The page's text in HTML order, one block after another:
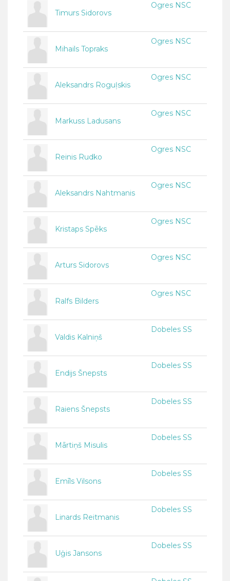
Timurs Sidorovs
Ogres NSC
Mihails Topraks
Ogres NSC
Aleksandrs Roguļskis
Ogres NSC
Markuss Ladusans
Ogres NSC
Reinis Rudko
Ogres NSC
Aleksandrs Nahtmanis
Ogres NSC
Kristaps Spēks
Ogres NSC
Arturs Sidorovs
Ogres NSC
Ralfs Bilders
Ogres NSC
Valdis Kalniņš
Dobeles SS
Endijs Šnepsts
Dobeles SS
Raiens Šnepsts
Dobeles SS
Mārtiņš Misulis
Dobeles SS
Emīls Vilsons
Dobeles SS
Linards Reitmanis
Dobeles SS
Uģis Jansons
Dobeles SS